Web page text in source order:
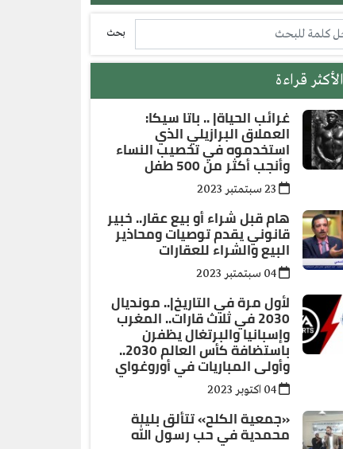
بحث
الأكثر قراءة
غرائب الحياة| .. باتا سيكا:
العملاق البرازيلي الذي
استخدموه في تخصيب النساء
وأنجب أكثر من 500 طفل
هام قبل شراء أو بيع عقار.. خبير
قانوني يقدم توصيات ومحاذير
البيع والشراء للعقارات
لأول مرة في التاريخ|.. مونديال
2030 في ثلاث قارات.. المغرب
وإسبانيا والبرتغال يظفرن
باستضافة كأس العالم 2030..
وأولى المباريات في أوروغواي
«جمعية الكلح» تتألق بليلة
محمدية في حب رسول الله